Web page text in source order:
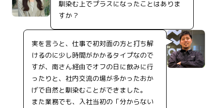
馴染む上でプラスになったことはありま
すか？
実を言うと、仕事で初対面の方と打ち解
けるのに少し時間がかかるタイプなので
すが、南さん経由でオフの日に飲みに行
ったりと、社内交流の場が多かったおか
げで自然と馴染むことができました。
また業務でも、入社当初の「分からない